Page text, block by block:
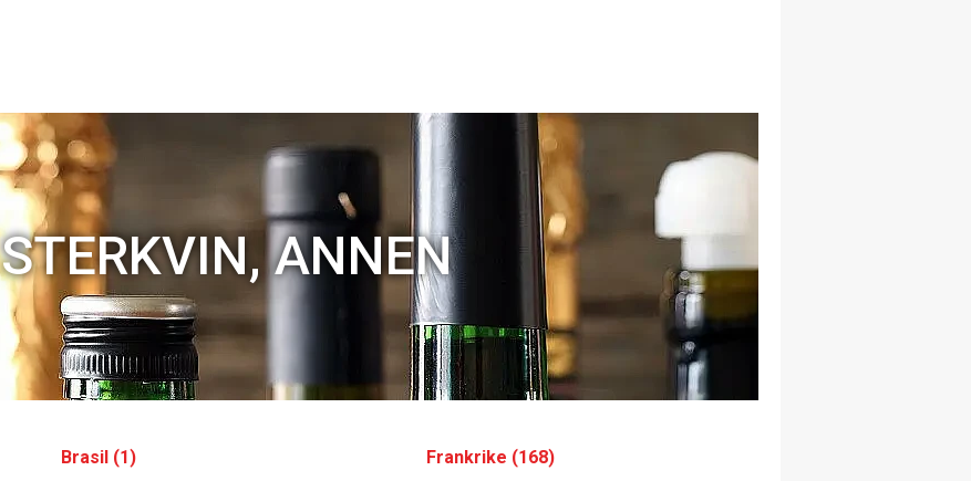
STERKVIN, ANNEN
Brasil (1) Frankrike (168)